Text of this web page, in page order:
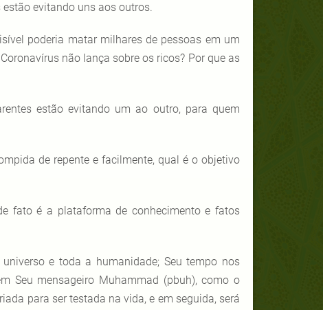
evitando uns aos outros.
poderia matar milhares de pessoas em um
não lança sobre os ricos? Por que as
estão evitando um ao outro, para quem
de repente e facilmente, qual é o objetivo
fato é a plataforma de conhecimento e fatos
e toda a humanidade; Seu tempo nos
Seu mensageiro Muhammad (pbuh), como o
para ser testada na vida, e em seguida, será